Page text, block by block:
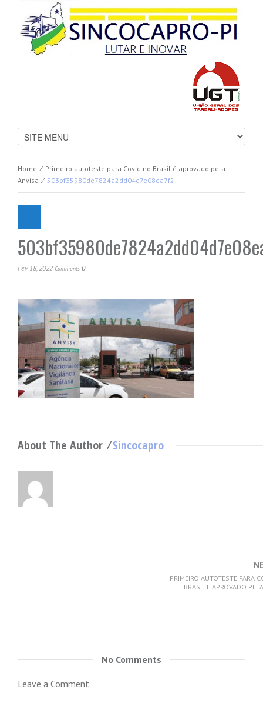
Home ⁄ Primeiro autoteste para Covid no Brasil é aprovado pela
Anvisa ⁄ 503bf35980de7824a2dd04d7e08ea7f2
Fev 18, 2022 Comments 0
About The Author ⁄Sincocapro
PRIMEIRO AUTOTESTE PARA
BRASIL É APROVADO
No Comments
Leave a Comment